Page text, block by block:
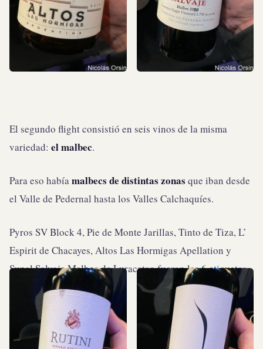
El segundo flight consistió en seis vinos de la misma
variedad: el malbec.
Para eso habíamalbecs de distintas zonas que iban desde
el Valle de Pedernal hasta los Valles Calchaquíes.
Pyros SV Block 4, Pie de Monte Jarillas, Tinto de Tiza, L’
Espirit de Chacayes, Altos Las Hormigas Apellation y
Sunal Salvaje Malbec de Luracatao fueron las 6 etiquetas.